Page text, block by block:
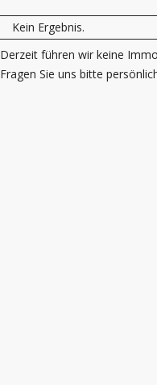
Kein Ergebnis.
Derzeit führen wir keine
Fragen Sie uns bitte